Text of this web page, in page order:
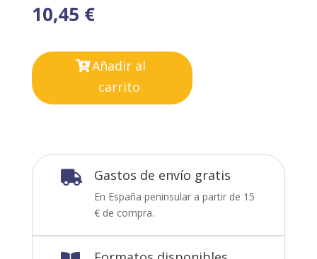
10,45 €
Añadir al
carrito
 Gastos de envío gratis
En España peninsular a partir de 15
€ de compra.